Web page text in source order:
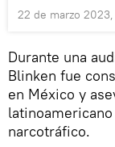
22 de marzo 2023,
Durante una
Blinken fue
en México y
narcotráfico.